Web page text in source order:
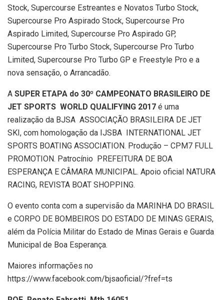
Stock, Supercourse Estreantes e Novatos Turbo Stock,
Supercourse Pro Aspirado Stock, Supercourse Pro
Aspirado Limited, Supercourse Pro Aspirado GP,
Supercourse Pro Turbo Stock, Supercourse Pro Turbo
Limited, Supercourse Pro Turbo GP e Freestyle Pro e a
nova sensação, o Arrancadão.
A SUPER ETAPA do 30º CAMPEONATO BRASILEIRO DE
JET SPORTS  WORLD QUALIFYING 2017 é uma
realização da BJSA  ASSOCIAÇÃO BRASILEIRA DE JET
SKI, com homologação da IJSBA  INTERNATIONAL JET
SPORTS BOATING ASSOCIATION. Produção – CPM7 FULL
PROMOTION. Patrocínio  PREFEITURA DE BOA
ESPERANÇA E CÂMARA MUNICIPAL. Apoio oficial NATURA
RACING, REVISTA BOAT SHOPPING.
O evento conta com a supervisão da MARINHA DO BRASIL
e CORPO DE BOMBEIROS DO ESTADO DE MINAS GERAIS,
além da Polí­cia Militar do Estado de Minas Gerais e Guarda
Municipal de Boa Esperança.
Maiores informações no
https://www.facebook.com/bjsaoficial/?fref=ts